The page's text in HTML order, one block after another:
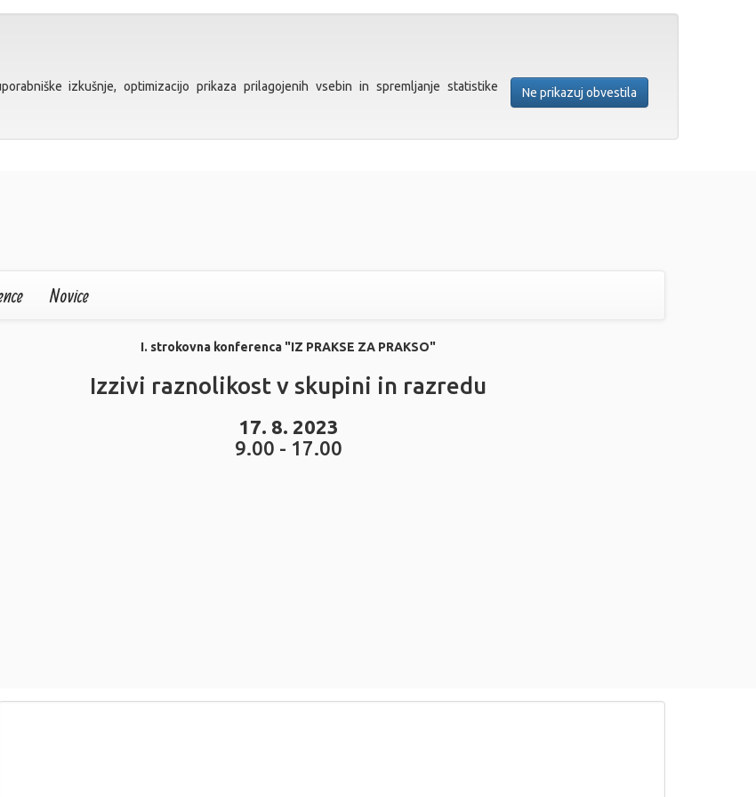
Ne prikazuj obvestila
izkušnje, optimizacijo prikaza prilagojenih vsebin in spremljanje statistike
Novice
I. strokovna konferenca "IZ PRAKSE ZA PRAKSO"
Izzivi raznolikost v skupini in razredu
17. 8. 2023
9.00 - 17.00